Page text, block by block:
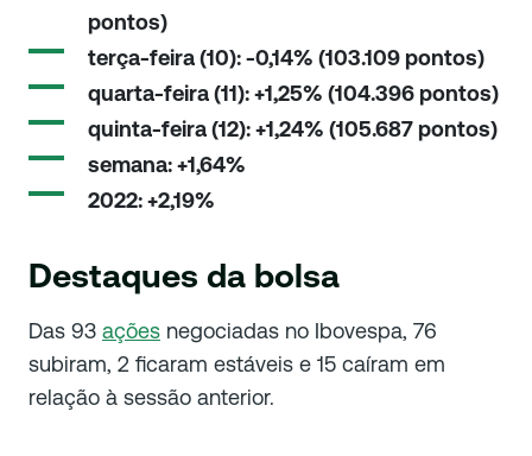
pontos)
terça-feira (10): -0,14% (103.109 pontos)
quarta-feira (11): +1,25% (104.396 pontos)
quinta-feira (12): +1,24% (105.687 pontos)
semana: +1,64%
2022: +2,19%
Destaques da bolsa
Das 93 ações negociadas no Ibovespa, 76
subiram, 2 ficaram estáveis e 15 caíram em
relação à sessão anterior.